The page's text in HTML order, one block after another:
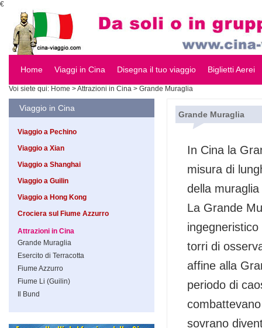
€
Home Viaggi in Cina Disegna il tuo viaggio Biglietti Aerei
Voi siete qui: Home > Attrazioni in Cina > Grande Muraglia
Viaggio in Cina
Viaggio a Pechino
Viaggio a Xian
Viaggio a Shanghai
Viaggio a Guilin
Viaggio a Hong Kong
Crociera sul Fiume Azzurro
Attrazioni in Cina
Grande Muraglia
Esercito di Terracotta
Fiume Azzurro
Fiume Li (Guilin)
Il Bund
Grande Muraglia
In Cina la
misura di
della
La Grande
torri di
affine alla
periodo di
sovrano